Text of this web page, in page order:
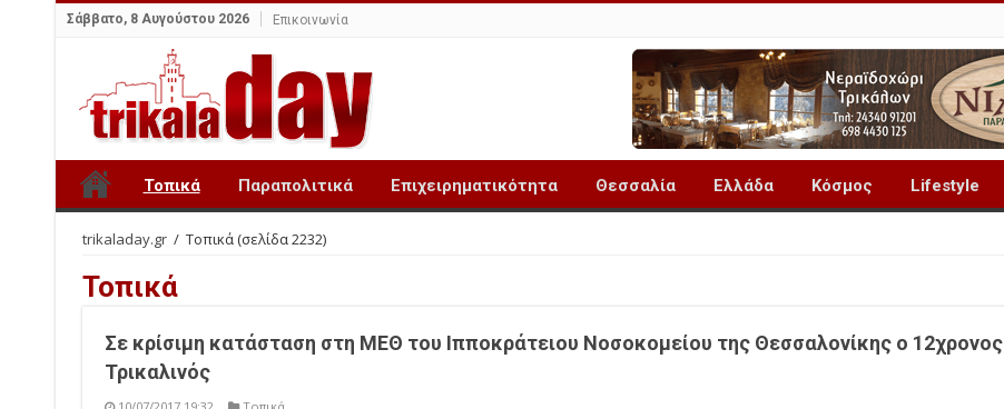
Σάββατο, 8 Αυγούστου 2026 Επικοινωνία
Τοπικά Παραπολιτικά Επιχειρηματικότητα Θεσσαλία Ελλάδα Κόσμος Lifestyle
trikaladay.gr / Τοπικά(σελίδα 2232)
Τοπικά
Σε κρίσιμη κατάσταση στη ΜΕΘ του Ιπποκράτειου Νοσοκομείου της Θεσσαλονίκης ο 12χρονος
Τρικαλινός